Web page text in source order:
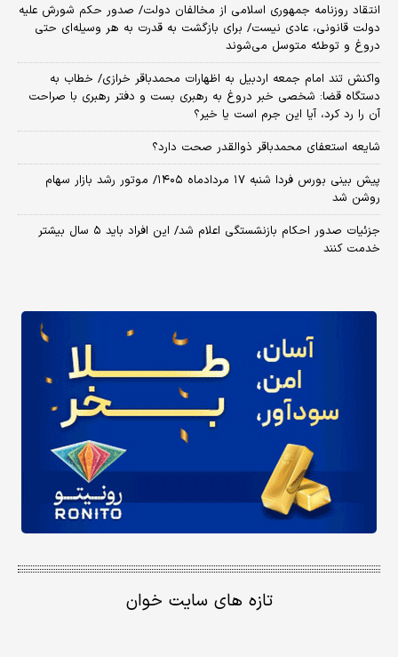
انتقاد روزنامه جمهوری اسلامی از مخالفان دولت/ صدور حکم شورش علیه
دولت قانونی، عادی نیست/ برای بازگشت به قدرت به هر وسیله‌ای حتی
دروغ و توطئه متوسل می‌شوند
واکنش تند امام جمعه اردبیل به اظهارات محمدباقر خرازی/ خطاب به
دستگاه قضا: شخصی خبر دروغ به رهبری بست و دفتر رهبری با صراحت
آن را رد کرد، آیا این جرم است یا خیر؟
شایعه استعفای محمدباقر ذوالقدر صحت دارد؟
پیش بینی بورس فردا شنبه ۱۷ مردادماه ۱۴۰۵/ موتور رشد بازار سهام
روشن شد
جزئیات صدور احکام بازنشستگی اعلام شد/ این افراد باید ۵ سال بیشتر
خدمت کنند
تازه های سایت خوان